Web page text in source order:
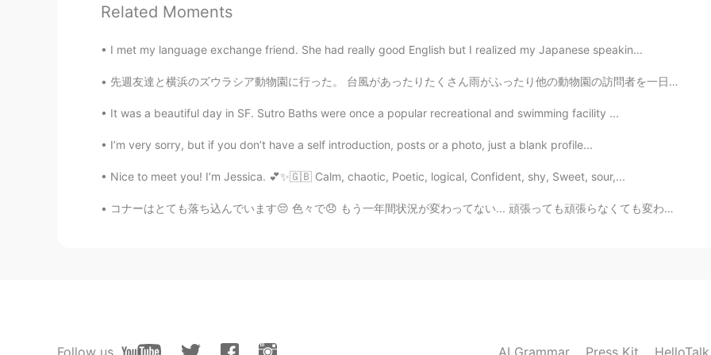
JP EN
美しい目を
ています!
add 2020.06.14 21:21
2020.06.14 21:21
Related Moments
I met my language exchange friend. She had really good English but I realized my Japanese speakin...
先週友達と横浜のズウラシア動物園に行った。 台風があったりたくさん雨がふったり他の動物園の訪問者を一日中10人しか見ませんでした。🌧️🌧️🌧️🌩️🌧️ 本当に濡れた、でも動物とプライベートな時間...
It was a beautiful day in SF. Sutro Baths were once a popular recreational and swimming facility ...
I’m very sorry, but if you don’t have a self introduction, posts or a photo, just a blank profile...
Nice to meet you! I’m Jessica. 💕✨🇬🇧 Calm, chaotic, Poetic, logical, Confident, shy, Sweet, sour,...
コナーはとても落ち込んでいます😔 色々で😞 もう一年間状況が変わってない... 頑張っても頑張らなくても変わらない。人生は仕事以外に何もない。でも仕事たちも僕の頑張ることあまりみとめてない。 も...
Follow us AI Grammar Press Kit